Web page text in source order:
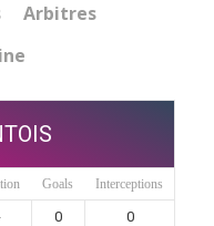
Arbitres
Goals Interceptions
0 0